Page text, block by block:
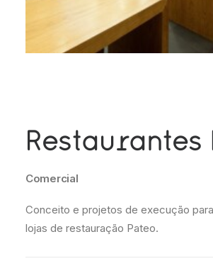
Restaurantes
Comercial
Conceito e projetos de execução
lojas de restauração Pateo.